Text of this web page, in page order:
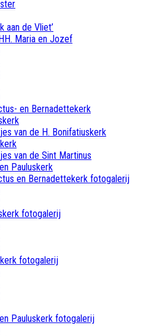
aan de Vliet’
Maria en Jozef
en Bernadettekerk
van de H. Bonifatiuskerk
van de Sint Martinus
Pauluskerk
en Bernadettekerk fotogalerij
fotogalerij
fotogalerij
Pauluskerk fotogalerij